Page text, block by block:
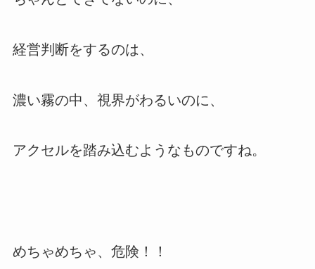
経営判断をするのは、
濃い霧の中、視界がわるいのに、
アクセルを踏み込むようなものですね。
めちゃめちゃ、危険！！